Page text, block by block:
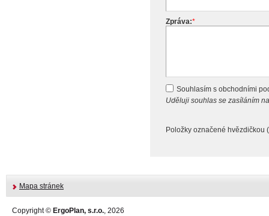
Zpráva:*
Souhlasím s obchodními
Uděluji souhlas se zasíláním
Položky označené hvězdičkou (
Mapa stránek
Copyright © ErgoPlan, s.r.o., 2026